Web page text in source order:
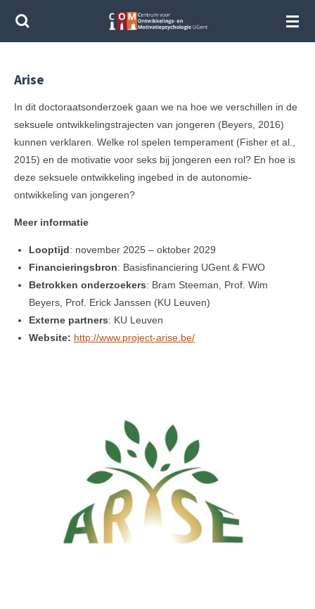
Ga
hoofdinhoud
Arise
In dit doctoraatsonderzoek gaan we na hoe we verschillen in de
seksuele ontwikkelingstrajecten van jongeren (Beyers, 2016)
kunnen verklaren. Welke rol spelen temperament (Fisher et al.,
2015) en de motivatie voor seks bij jongeren een rol? En hoe is
deze seksuele ontwikkeling ingebed in de autonomie-
ontwikkeling van jongeren?
Meer informatie
Looptijd: november 2025 – oktober 2029
Financieringsbron: Basisfinanciering UGent & FWO
Betrokken onderzoekers: Bram Steeman, Prof. Wim
Beyers, Prof. Erick Janssen (KU Leuven)
Externe partners: KU Leuven
Website: http://www.project-arise.be/